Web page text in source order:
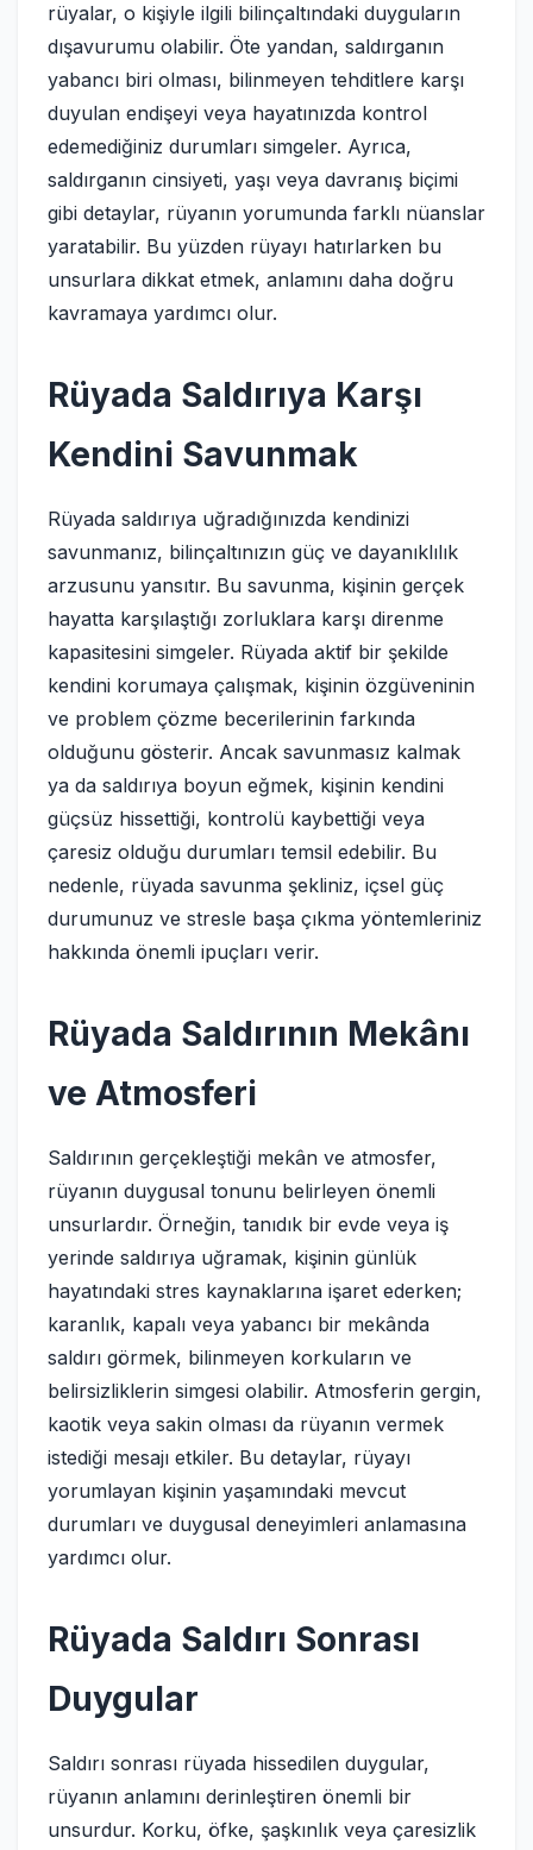
rüyalar, o kişiyle ilgili bilinçaltındaki duyguların
dışavurumu olabilir. Öte yandan, saldırganın
yabancı biri olması, bilinmeyen tehditlere karşı
duyulan endişeyi veya hayatınızda kontrol
edemediğiniz durumları simgeler. Ayrıca,
saldırganın cinsiyeti, yaşı veya davranış biçimi
gibi detaylar, rüyanın yorumunda farklı nüanslar
yaratabilir. Bu yüzden rüyayı hatırlarken bu
unsurlara dikkat etmek, anlamını daha doğru
kavramaya yardımcı olur.
Rüyada Saldırıya Karşı
Kendini Savunmak
Rüyada saldırıya uğradığınızda kendinizi
savunmanız, bilinçaltınızın güç ve dayanıklılık
arzusunu yansıtır. Bu savunma, kişinin gerçek
hayatta karşılaştığı zorluklara karşı direnme
kapasitesini simgeler. Rüyada aktif bir şekilde
kendini korumaya çalışmak, kişinin özgüveninin
ve problem çözme becerilerinin farkında
olduğunu gösterir. Ancak savunmasız kalmak
ya da saldırıya boyun eğmek, kişinin kendini
güçsüz hissettiği, kontrolü kaybettiği veya
çaresiz olduğu durumları temsil edebilir. Bu
nedenle, rüyada savunma şekliniz, içsel güç
durumunuz ve stresle başa çıkma yöntemleriniz
hakkında önemli ipuçları verir.
Rüyada Saldırının Mekânı
ve Atmosferi
Saldırının gerçekleştiği mekân ve atmosfer,
rüyanın duygusal tonunu belirleyen önemli
unsurlardır. Örneğin, tanıdık bir evde veya iş
yerinde saldırıya uğramak, kişinin günlük
hayatındaki stres kaynaklarına işaret ederken;
karanlık, kapalı veya yabancı bir mekânda
saldırı görmek, bilinmeyen korkuların ve
belirsizliklerin simgesi olabilir. Atmosferin gergin,
kaotik veya sakin olması da rüyanın vermek
istediği mesajı etkiler. Bu detaylar, rüyayı
yorumlayan kişinin yaşamındaki mevcut
durumları ve duygusal deneyimleri anlamasına
yardımcı olur.
Rüyada Saldırı Sonrası
Duygular
Saldırı sonrası rüyada hissedilen duygular,
rüyanın anlamını derinleştiren önemli bir
unsurdur. Korku, öfke, şaşkınlık veya çaresizlik